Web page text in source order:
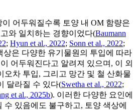
어두워질수록 토양 내 OM 함량은
와 일치하는 경향이었다(Baumann
; Hyun et al., 2022; Sonn et al., 2022;
상은 다양한 유기물원의 투입에 따라
어두워진다고 알려져 있으며, 이 외
오차 투입, 그리고 망간 및 철 산화물
달라질 수 있다(Swetha et al., 2022;
et al., 2025b). 이러한 다양한 요인에
수 있음에도 불구하고, 토양 색상에